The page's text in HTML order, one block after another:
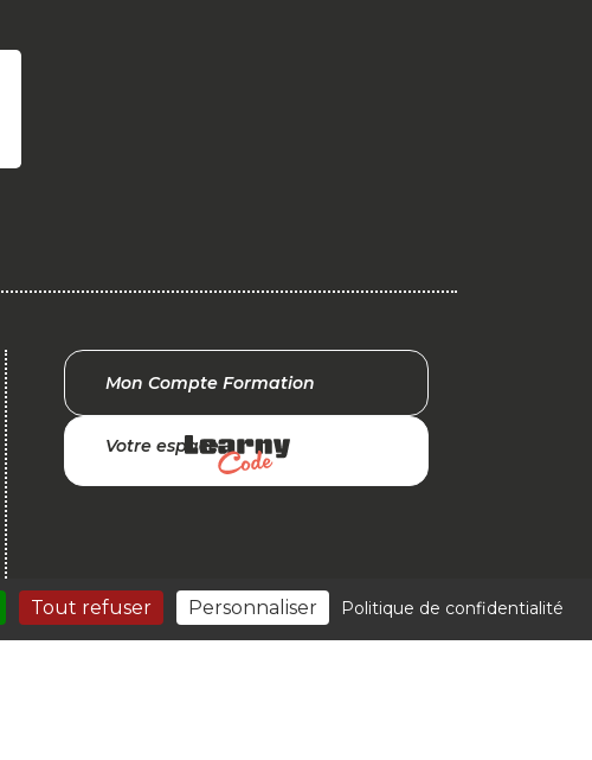
Tout refuser Personnaliser Politique de confidentialité
Mon Compte Formation
Votre espace